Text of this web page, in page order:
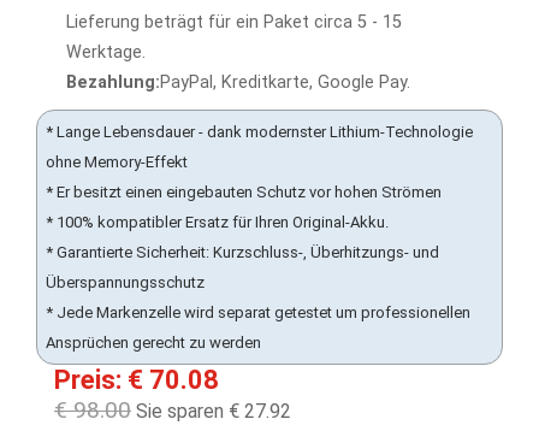
Lieferung beträgt für ein Paket circa 5 - 15
Werktage.
Bezahlung:PayPal, Kreditkarte, Google Pay.
* Lange Lebensdauer - dank modernster Lithium-Technologie
ohne Memory-Effekt
* Er besitzt einen eingebauten Schutz vor hohen Strömen
* 100% kompatibler Ersatz für Ihren Original-Akku.
* Garantierte Sicherheit: Kurzschluss-, Überhitzungs- und
Überspannungsschutz
* Jede Markenzelle wird separat getestet um professionellen
Ansprüchen gerecht zu werden
Preis: € 70.08
€ 98.00 Sie sparen € 27.92